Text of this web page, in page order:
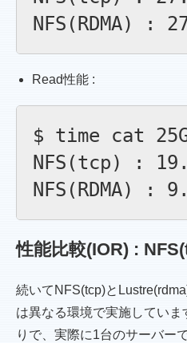
Read性能 :
$ time cat
NFS(tcp) :
性能比較(IOR) :
続いてNFS(tcp)と
は異なる環境で実施してい
りで、実際に1台のサーバー